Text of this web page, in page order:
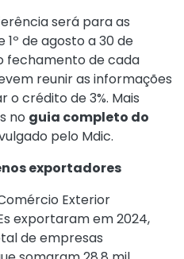
será para as
de agosto a 30 de
fechamento de cada
reunir as informações
o crédito de 3%. Mais
no guia completo do
pelo Mdic.
exportadores
Exterior
exportaram em 2024,
de empresas